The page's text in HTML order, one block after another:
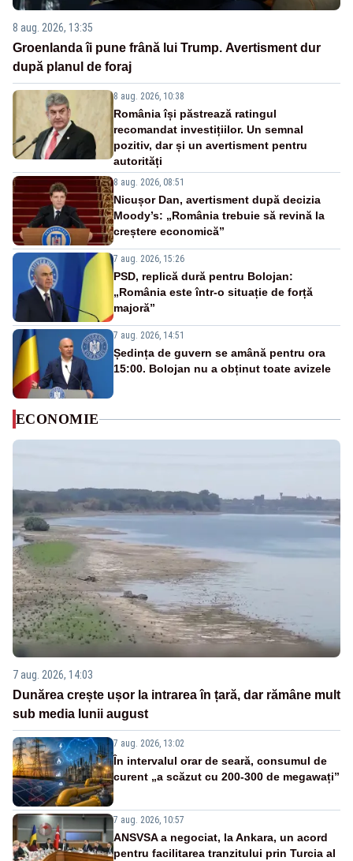
8 aug. 2026, 13:35
Groenlanda îi pune frână lui Trump. Avertisment dur
după planul de foraj
8 aug. 2026, 10:38
România își păstrează ratingul
recomandat investițiilor. Un semnal
pozitiv, dar și un avertisment pentru
autorități
8 aug. 2026, 08:51
Nicușor Dan, avertisment după decizia
Moody’s: „România trebuie să revină la
creștere economică”
7 aug. 2026, 15:26
PSD, replică dură pentru Bolojan:
„România este într-o situație de forță
majoră”
7 aug. 2026, 14:51
Ședința de guvern se amână pentru ora
15:00. Bolojan nu a obținut toate avizele
ECONOMIE
7 aug. 2026, 14:03
Dunărea crește ușor la intrarea în țară, dar rămâne mult
sub media lunii august
7 aug. 2026, 13:02
În intervalul orar de seară, consumul de
curent „a scăzut cu 200-300 de megawați”
7 aug. 2026, 10:57
ANSVSA a negociat, la Ankara, un acord
pentru facilitarea tranzitului prin Turcia al